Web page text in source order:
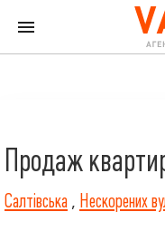
Продаж
Салтівська , Нескорених